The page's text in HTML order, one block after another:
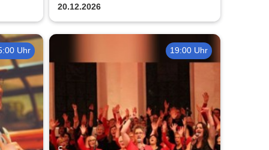
Vokalart Menden
20.12.2026
Uhr 19:00 Uhr